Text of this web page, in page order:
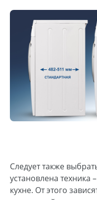
Следует также
установлена техника
кухне. От этого